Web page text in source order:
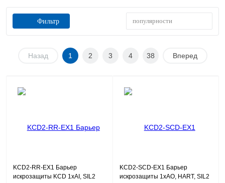
Фильтр популярности
Назад 1 2 3 4 38 Вперед
KCD2-RR-EX1 Барьер
искрозащиты KCD 1хAI, SIL2
KCD2-SCD-EX1 Барьер
искрозащиты 1хAO, HART, SIL2